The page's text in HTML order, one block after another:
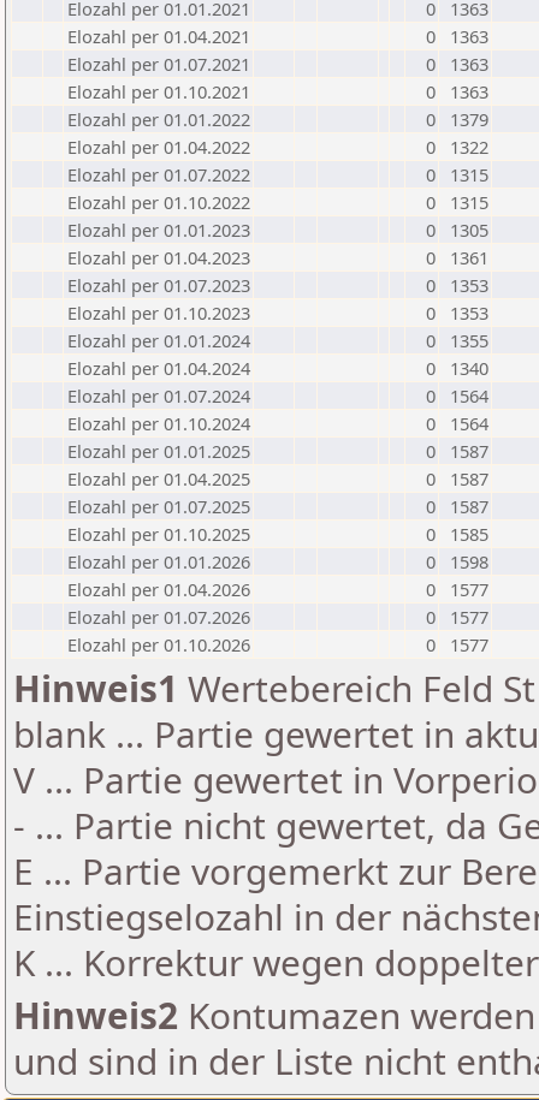
Elozahl per 01.01.2021
0
1363
Elozahl per 01.04.2021
0
1363
Elozahl per 01.07.2021
0
1363
Elozahl per 01.10.2021
0
1363
Elozahl per 01.01.2022
0
1379
Elozahl per 01.04.2022
0
1322
Elozahl per 01.07.2022
0
1315
Elozahl per 01.10.2022
0
1315
Elozahl per 01.01.2023
0
1305
Elozahl per 01.04.2023
0
1361
Elozahl per 01.07.2023
0
1353
Elozahl per 01.10.2023
0
1353
Elozahl per 01.01.2024
0
1355
Elozahl per 01.04.2024
0
1340
Elozahl per 01.07.2024
0
1564
Elozahl per 01.10.2024
0
1564
Elozahl per 01.01.2025
0
1587
Elozahl per 01.04.2025
0
1587
Elozahl per 01.07.2025
0
1587
Elozahl per 01.10.2025
0
1585
Elozahl per 01.01.2026
0
1598
Elozahl per 01.04.2026
0
1577
Elozahl per 01.07.2026
0
1577
Elozahl per 01.10.2026
0 1577
Hinweis1 Wertebereich Feld
blank ... Partie gewertet in
V ... Partie gewertet in
- ... Partie nicht gewertet, da
E ... Partie vorgemerkt zur
Einstiegselozahl in der
K ... Korrektur wegen
Hinweis2 Kontumazen
und sind in der Liste nicht